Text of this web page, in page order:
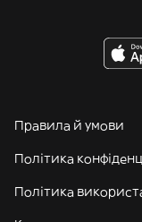
Правила й умови
Політика
Політика